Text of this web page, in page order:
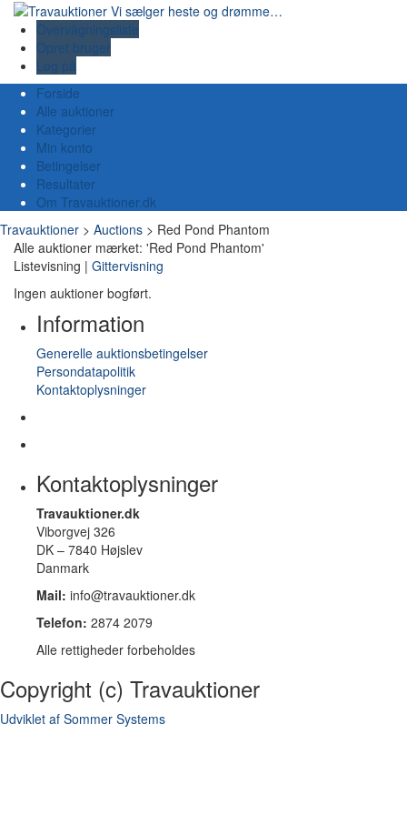
Overvågningsliste
Opret bruger
Log på
Forside
Alle auktioner
Kategorier
Min konto
Betingelser
Resultater
Om Travauktioner.dk
Travauktioner > Auctions > Red Pond Phantom
Alle auktioner mærket: 'Red Pond Phantom'
Listevisning | Gittervisning
Ingen auktioner bogført.
Information
Generelle auktionsbetingelser
Persondatapolitik
Kontaktoplysninger
Kontaktoplysninger
Travauktioner.dk
Viborgvej 326
DK – 7840 Højslev
Danmark
Mail: info@travauktioner.dk
Telefon: 2874 2079
Alle rettigheder forbeholdes
Copyright (c) Travauktioner
Udviklet af Sommer Systems